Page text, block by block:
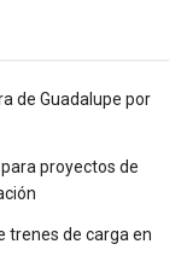
de Guadalupe por
proyectos de
trenes de carga en